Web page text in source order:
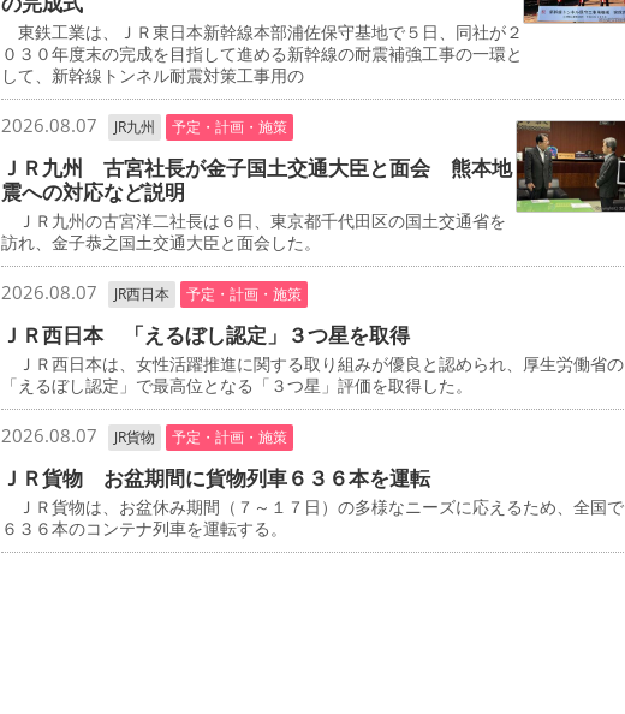
東鉄工業は、ＪＲ東日本新幹線本部浦佐保守基地で５日、同社が２
０３０年度末の完成を目指して進める新幹線の耐震補強工事の一環と
して、新幹線トンネル耐震対策工事用の
2026.08.07 JR九州 予定・計画・施策
ＪＲ九州 古宮社長が金子国土交通大臣と面会 熊本地
震への対応など説明
ＪＲ九州の古宮洋二社長は６日、東京都千代田区の国土交通省を
訪れ、金子恭之国土交通大臣と面会した。
2026.08.07 JR西日本 予定・計画・施策
ＪＲ西日本 「えるぼし認定」３つ星を取得
ＪＲ西日本は、女性活躍推進に関する取り組みが優良と認められ、厚生労働省の
「えるぼし認定」で最高位となる「３つ星」評価を取得した。
2026.08.07 JR貨物 予定・計画・施策
ＪＲ貨物 お盆期間に貨物列車６３６本を運転
ＪＲ貨物は、お盆休み期間（７～１７日）の多様なニーズに応えるため、全国で
６３６本のコンテナ列車を運転する。